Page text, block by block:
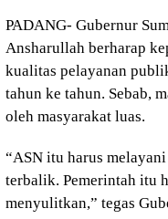
PADANG- Gubernur
Ansharullah berharap
kualitas pelayanan
tahun ke tahun. Sebab,
oleh masyarakat luas.
“ASN itu harus
terbalik. Pemerintah itu
menyulitkan,” tegas